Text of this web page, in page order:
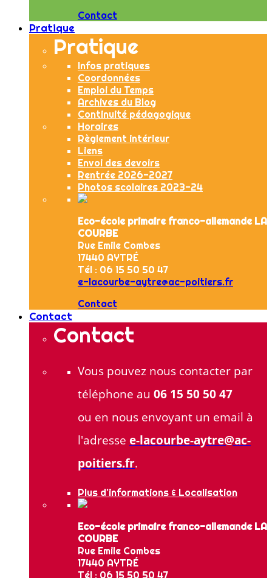
Contact
Pratique
Pratique
Infos pratiques
Coordonnées
Emploi du Temps
Archives du Blog
Continuité pédagogique
Horaires
Règlement intérieur
Liens
Envoi des devoirs
Rentrée 2026-2027
Photos scolaires 2023-24
Eco-école primaire franco-allemande LA
COURBE
Rue Emile Combes
17440 AYTRÉ
Tél : 06 15 50 50 47
e-lacourbe-aytre@ac-poitiers.fr
Contact
Contact
Contact
Vous pouvez nous contacter par
téléphone au 06 15 50 50 47
ou en nous envoyant un email à
l'adresse e-lacourbe-aytre@ac-
poitiers.fr.
Plus d’informations & Localisation
Eco-école primaire franco-allemande LA
COURBE
Rue Emile Combes
17440 AYTRÉ
Tél : 06 15 50 50 47